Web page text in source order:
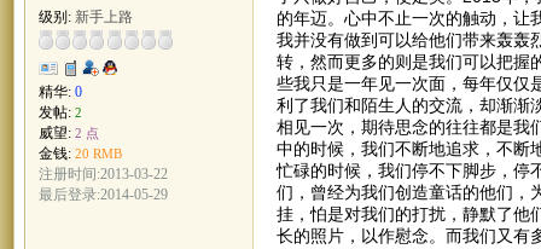
级别: 新手上路
精华: 0
发帖: 2
威望: 2 点
金钱: 20 RMB
注册时间:2013-03-22
最后登录:2014-05-29
的年迈。心中不止一次的触动，让
我并没有做到可以给他们带来轰轰
转，然而更多的则是我们可以把握
些我只是一年见一次面，每年仅仅
利了我们和陌生人的交流，却渐渐
相见一次，期待思念的往往都是我
中的时候，我们不断地追求，不断
忙碌的时候，我们停不下脚步，停
们，曾经为我们创造童话的他们，
挂，怕是对我们的打扰，静默了他
长的照片，以作慰念。而我们又有